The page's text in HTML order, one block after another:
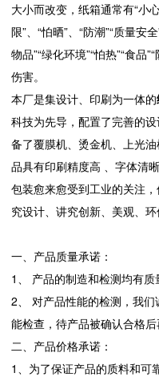
大小而改变，纸箱通常有“小
限”、“怕晒”、“防潮”“质量安
物品”“绿化环境”“怕热”“食品
伤害。
本厂是集设计、印刷为一体的
科技为先导，配置了完善的
备了覆膜机、烫金机、上光
品具有印刷精度高 、字体清
包装愈来愈受到工业的关注
究设计、讲究创新、美观、环
一、产品质量承诺：
1、 产品的制造和检测均有质
2、 对产品性能的检测，我
能检查，待产品被确认合格后
二、产品价格承诺：
1、为了保证产品的质料和可